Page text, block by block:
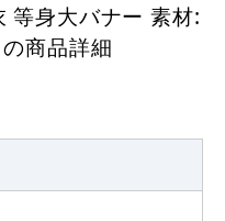
等身大バナー 素材:
商品詳細